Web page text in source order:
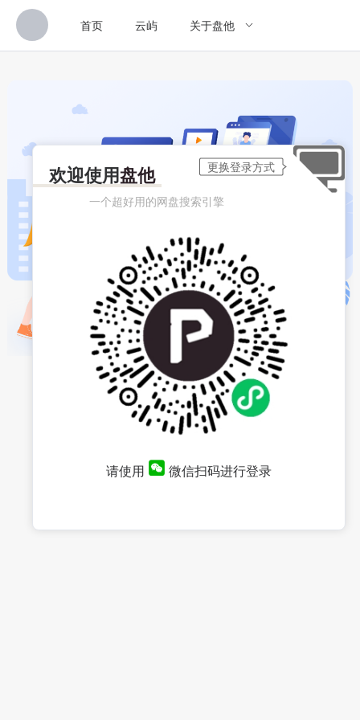
首页 云屿 关于盘他
欢迎使用盘他
一个超好用的网盘搜索引擎
请使用 微信扫码进行登录